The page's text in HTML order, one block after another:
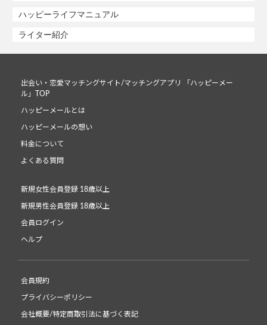
ハッピーライフマニュアル
ライター紹介
出会い・恋愛マッチングサイト/マッチングアプリ 「ハッピーメー
ル」TOP
ハッピーメールとは
ハッピーメールの想い
料金について
よくある質問
新規女性会員登録 18歳以上
新規男性会員登録 18歳以上
会員ログイン
ヘルプ
会員規約
プライバシーポリシー
会社概要/特定商取引法に基づく表記